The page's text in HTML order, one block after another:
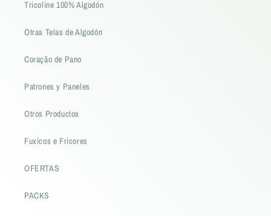
Tricoline 100% Algodón
Otras Telas de Algodón
Coração de Pano
Patrones y Paneles
Otros Productos
Fuxicos e Fricores
OFERTAS
PACKS